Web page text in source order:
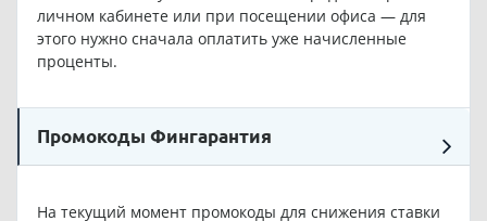
личном кабинете или при посещении офиса — для
этого нужно сначала оплатить уже начисленные
проценты.
Промокоды Фингарантия
На текущий момент промокоды для снижения ставки